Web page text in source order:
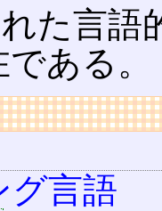
た言語
ある。
グ言語